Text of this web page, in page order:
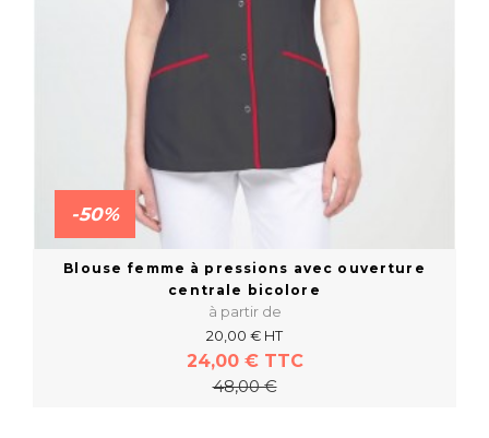
-50%
Blouse femme à pressions avec ouverture
centrale bicolore
à partir de
20,00 € HT
24,00 € TTC
48,00 €